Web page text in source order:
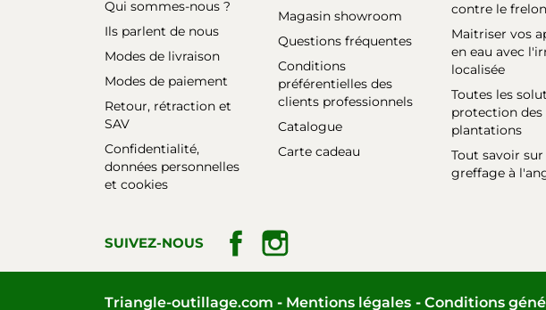
Qui sommes-nous ?
Ils parlent de nous
Modes de livraison
Modes de paiement
Retour, rétraction et
SAV
Confidentialité,
données personnelles
et cookies
Magasin showroom
Questions fréquentes
Conditions
préférentielles des
clients professionnels
Catalogue
Carte cadeau
contre le frelon
Maitriser vos
en eau avec
localisée
Toutes les
protection des
plantations
Tout savoir sur
greffage à
SUIVEZ-NOUS Facebook
Triangle-outillage.com Mentions légales Conditions